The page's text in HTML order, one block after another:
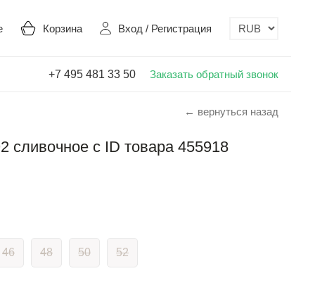
Корзина Вход / Регистрация
+7 495 481 33 50 Заказать обратный звонок
← вернуться назад
сливочное с ID товара 455918
46 48 50 52